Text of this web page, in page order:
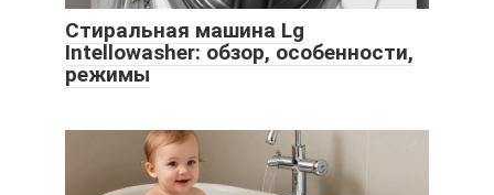
Стиральная машина Lg
Intellowasher: обзор, особенности,
режимы